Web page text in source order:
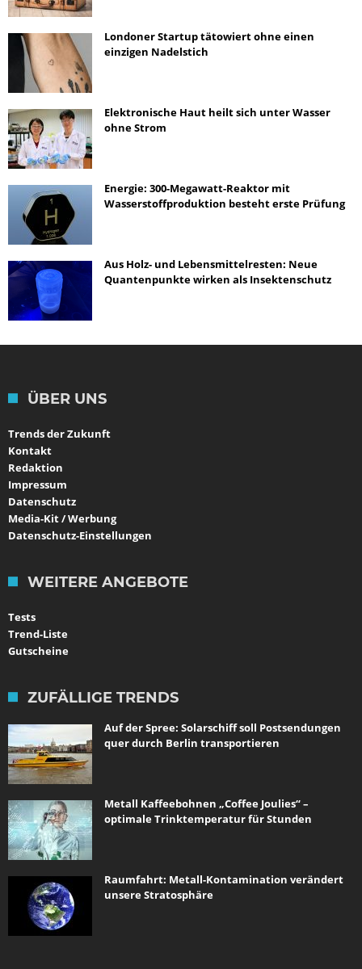
Londoner Startup tätowiert ohne einen
einzigen Nadelstich
Elektronische Haut heilt sich unter Wasser
ohne Strom
Energie: 300-Megawatt-Reaktor mit
Wasserstoffproduktion besteht erste Prüfung
Aus Holz- und Lebensmittelresten: Neue
Quantenpunkte wirken als Insektenschutz
ÜBER UNS
Trends der Zukunft
Kontakt
Redaktion
Impressum
Datenschutz
Media-Kit / Werbung
Datenschutz-Einstellungen
WEITERE ANGEBOTE
Tests
Trend-Liste
Gutscheine
ZUFÄLLIGE TRENDS
Auf der Spree: Solarschiff soll Postsendungen
quer durch Berlin transportieren
Metall Kaffeebohnen „Coffee Joulies“ –
optimale Trinktemperatur für Stunden
Raumfahrt: Metall-Kontamination verändert
unsere Stratosphäre